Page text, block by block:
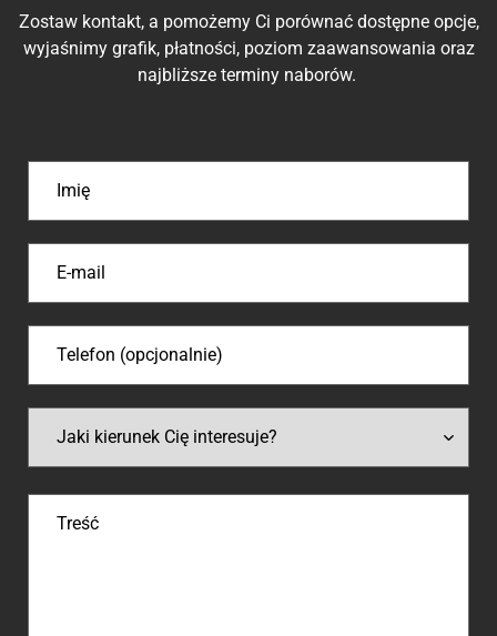
Zostaw kontakt, a pomożemy Ci porównać dostępne opcje,
wyjaśnimy grafik, płatności, poziom zaawansowania oraz
najbliższe terminy naborów.